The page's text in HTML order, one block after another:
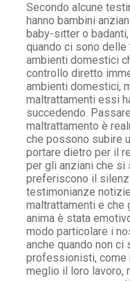
Secondo alcune
hanno bambini
baby-sitter o
quando ci sono delle
ambienti domestici
controllo diretto
ambienti domestici,
maltrattamenti essi
succedendo.
maltrattamento è
che possono subire
portare dietro per il
per gli anziani che si
preferiscono il
testimonianze
maltrattamenti e che
anima è stata
modo particolare i
anche quando non ci
professionisti, come
meglio il loro lavoro,